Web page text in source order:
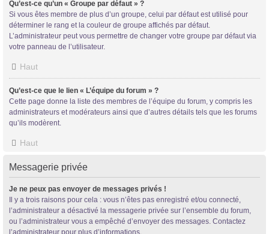
Qu’est-ce qu’un « Groupe par défaut » ?
Si vous êtes membre de plus d’un groupe, celui par défaut est utilisé pour
déterminer le rang et la couleur de groupe affichés par défaut.
L’administrateur peut vous permettre de changer votre groupe par défaut via
votre panneau de l’utilisateur.
Haut
Qu’est-ce que le lien « L’équipe du forum » ?
Cette page donne la liste des membres de l’équipe du forum, y compris les
administrateurs et modérateurs ainsi que d’autres détails tels que les forums
qu’ils modèrent.
Haut
Messagerie privée
Je ne peux pas envoyer de messages privés !
Il y a trois raisons pour cela : vous n’êtes pas enregistré et/ou connecté,
l’administrateur a désactivé la messagerie privée sur l’ensemble du forum,
ou l’administrateur vous a empêché d’envoyer des messages. Contactez
l’administrateur pour plus d’informations.